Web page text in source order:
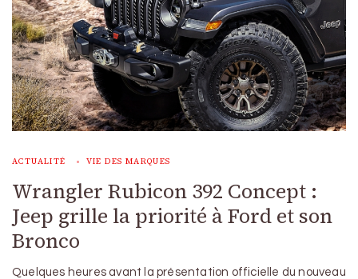
ACTUALITÉ VIE DES MARQUES
Wrangler Rubicon 392 Concept :
Jeep grille la priorité à Ford et son
Bronco
Quelques heures avant la présentation officielle du nouveau